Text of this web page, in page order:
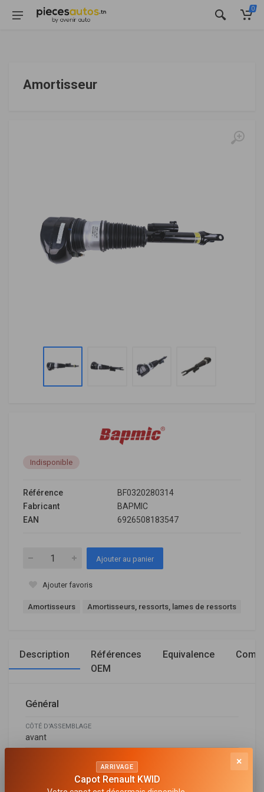
0
Amortisseur
Indisponible
Référence
BF0320280314
Fabricant
BAPMIC
EAN
6926508183547
Ajouter au panier
Ajouter favoris
Amortisseurs Amortisseurs, ressorts, lames de ressorts
Description
Références
OEM
Equivalence
Général
CÔTÉ D'ASSEMBLAGE
avant
MODÈLE D'AMORTISSEUR
×
ARRIVAGE
Capot Renault KWID